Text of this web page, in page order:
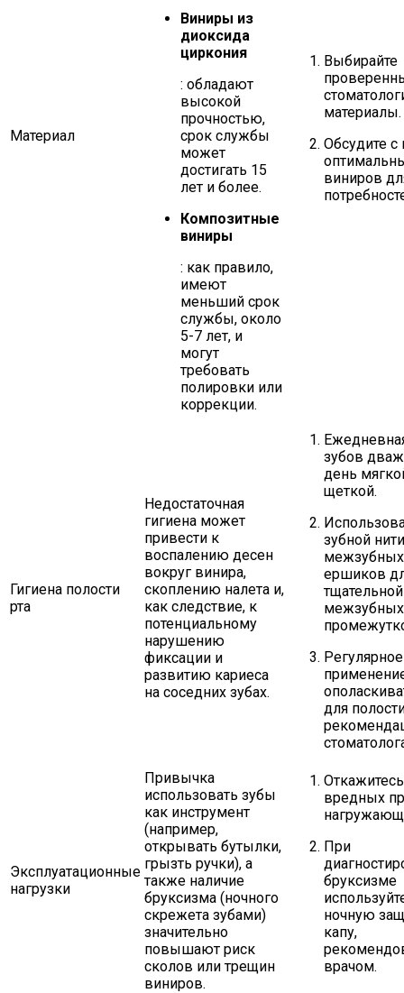
Материал
Виниры из
диоксида
циркония
: обладают
высокой
прочностью,
срок службы
может
достигать 15
лет и более.
Композитные
виниры
: как правило,
имеют
меньший срок
службы, около
5-7 лет, и
могут
требовать
полировки или
коррекции.
Выбирайте
материалы.
Обсудите с
виниров
Гигиена полости
рта
Недостаточная
гигиена может
привести к
воспалению десен
вокруг винира,
скоплению налета и,
как следствие, к
потенциальному
нарушению
фиксации и
развитию кариеса
на соседних зубах.
зубов
день
щеткой.
зубной
межзубных
ершиков
межзубных
Регулярное
для
Эксплуатационные
нагрузки
Привычка
использовать зубы
как инструмент
(например,
открывать бутылки,
грызть ручки), а
также наличие
бруксизма (ночного
скрежета зубами)
значительно
повышают риск
сколов или трещин
виниров.
вредных
При
бруксизме
ночную
капу,
врачом.